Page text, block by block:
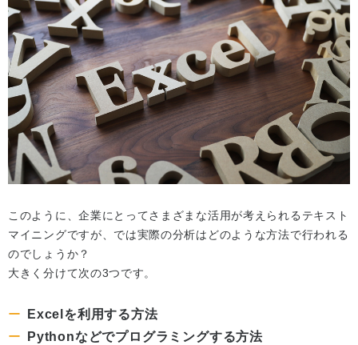
このように、企業にとってさまざまな活用が考えられるテキスト
マイニングですが、では実際の分析はどのような方法で行われる
のでしょうか？
大きく分けて次の3つです。
Excelを利用する方法
Pythonなどでプログラミングする方法